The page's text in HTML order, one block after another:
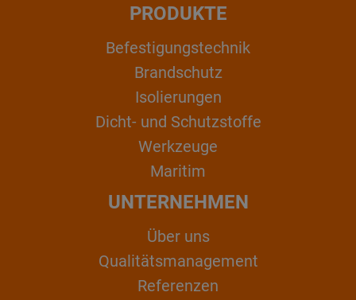
PRODUKTE
Befestigungstechnik
Brandschutz
Isolierungen
Dicht- und Schutzstoffe
Werkzeuge
Maritim
UNTERNEHMEN
Über uns
Qualitätsmanagement
Referenzen